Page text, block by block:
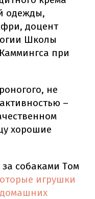
одежды,
доцент
Школы
при
не
–
хорошие
за собаками Том
игрушки